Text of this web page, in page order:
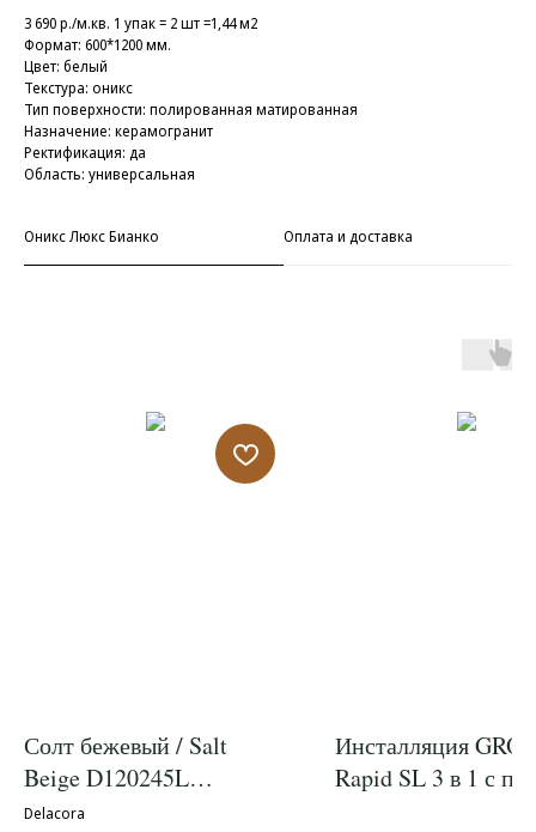
3 690 р./м.кв. 1 упак = 2 шт =1,44 м2
Формат: 600*1200 мм.
Цвет: белый
Текстура: оникс
Тип поверхности: полированная матированная
Назначение: керамогранит
Ректификация: да
Область: универсальная
Оникс Люкс Бианко Оплата и доставка
Солт бежевый / Salt
Beige D120245L
Керамогранит
Delacora
Инсталляция
Rapid SL 3 в 1 с